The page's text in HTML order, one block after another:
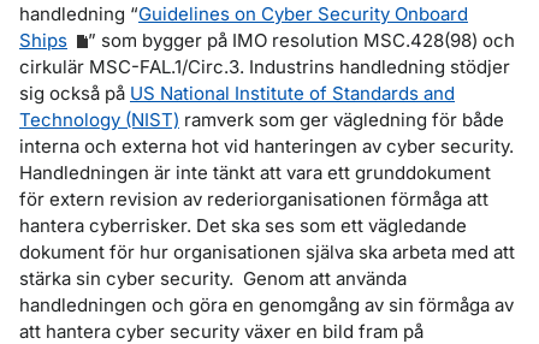
handledning “Guidelines on Cyber Security Onboard
Ships
” som bygger på IMO resolution MSC.428(98) och
cirkulär MSC-FAL.1/Circ.3. Industrins handledning stödjer
sig också på US National Institute of Standards and
Technology (NIST) ramverk som ger vägledning för både
interna och externa hot vid hanteringen av cyber security.
Handledningen är inte tänkt att vara ett grunddokument
för extern revision av rederiorganisationen förmåga att
hantera cyberrisker. Det ska ses som ett vägledande
dokument för hur organisationen själva ska arbeta med att
stärka sin cyber security. Genom att använda
handledningen och göra en genomgång av sin förmåga av
att hantera cyber security växer en bild fram på